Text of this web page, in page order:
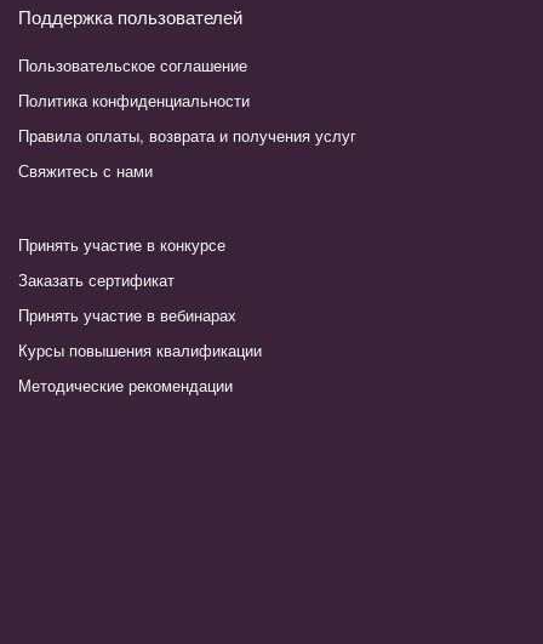
Поддержка пользователей
Пользовательское соглашение
Политика конфиденциальности
Правила оплаты, возврата и получения услуг
Свяжитесь с нами
Принять участие в конкурсе
Заказать сертификат
Принять участие в вебинарах
Курсы повышения квалификации
Методические рекомендации